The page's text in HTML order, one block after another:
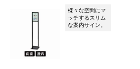
様々な空間にマ
ッチするスリム
な案内サイン。